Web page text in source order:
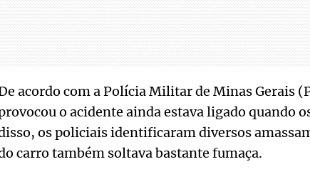
acordo com a Polícia Militar de Minas Gerais
o acidente ainda estava ligado quando
os policiais identificaram diversos
carro também soltava bastante fumaça.